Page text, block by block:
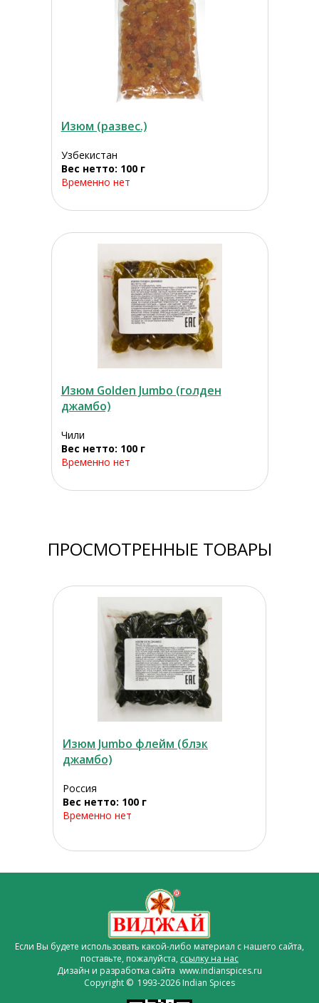
Изюм (развес.)
Узбекистан
Вес нетто: 100 г
Временно нет
Изюм Golden Jumbo (голден
джамбо)
Чили
Вес нетто: 100 г
Временно нет
ПРОСМОТРЕННЫЕ ТОВАРЫ
Изюм Jumbo флейм (блэк
джамбо)
Россия
Вес нетто: 100 г
Временно нет
Если Вы будете использовать какой-либо материал с нашего сайта,
поставьте, пожалуйста, ссылку на нас
Дизайн и разработка сайта www.indianspices.ru
Copyright © 1993-2026 Indian Spices